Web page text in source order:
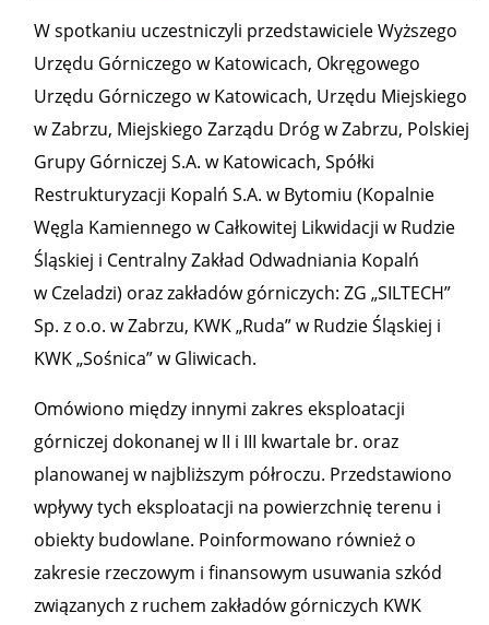
W spotkaniu uczestniczyli przedstawiciele Wyższego
Urzędu Górniczego w Katowicach, Okręgowego
Urzędu Górniczego w Katowicach, Urzędu Miejskiego
w Zabrzu, Miejskiego Zarządu Dróg w Zabrzu, Polskiej
Grupy Górniczej S.A. w Katowicach, Spółki
Restrukturyzacji Kopalń S.A. w Bytomiu (Kopalnie
Węgla Kamiennego w Całkowitej Likwidacji w Rudzie
Śląskiej i Centralny Zakład Odwadniania Kopalń
w Czeladzi) oraz zakładów górniczych: ZG „SILTECH”
Sp. z o.o. w Zabrzu, KWK „Ruda” w Rudzie Śląskiej i
KWK „Sośnica” w Gliwicach.
Omówiono między innymi zakres eksploatacji
górniczej dokonanej w II i III kwartale br. oraz
planowanej w najbliższym półroczu. Przedstawiono
wpływy tych eksploatacji na powierzchnię terenu i
obiekty budowlane. Poinformowano również o
zakresie rzeczowym i finansowym usuwania szkód
związanych z ruchem zakładów górniczych KWK